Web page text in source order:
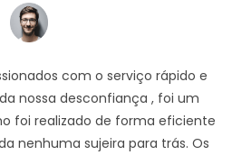
com o serviço rápido e
nossa desconfiança , foi um
foi realizado de forma eficiente
nenhuma sujeira para trás. Os